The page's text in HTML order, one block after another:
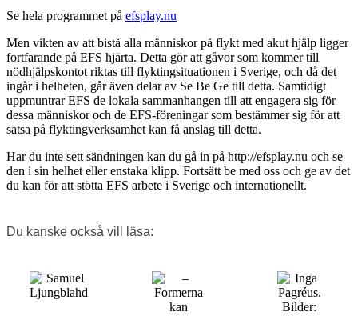
Se hela programmet på efsplay.nu
Men vikten av att bistå alla männi­skor på flykt med akut hjälp ligger
fortfarande på EFS hjärta. Detta gör att gåvor som kommer till
nödhjälpskontot riktas till flyktingsituationen i Sverige, och då det
ingår i helheten, går även delar av Se Be Ge till detta. Samtidigt
uppmuntrar EFS de lokala sammanhangen till att engagera sig för
dessa människor och de EFS-föreningar som bestämmer sig för att
satsa på flyktingverksamhet kan få anslag till detta.
Har du inte sett sändningen kan du gå in på http://efsplay.nu och se
den i sin helhet eller enstaka klipp. Fortsätt be med oss och ge av det
du kan för att stötta EFS arbete i Sverige och internationellt.
Du kanske också vill läsa: